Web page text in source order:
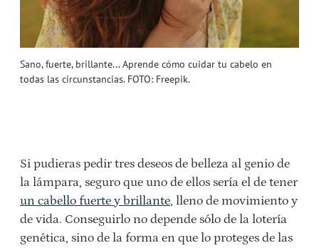
Sano, fuerte, brillante... Aprende cómo cuidar tu cabelo en
todas las circunstancias. FOTO: Freepik.
Si pudieras pedir tres deseos de belleza al genio de
la lámpara, seguro que uno de ellos sería el de tener
un cabello fuerte y brillante, lleno de movimiento y
de vida. Conseguirlo no depende sólo de la lotería
genética, sino de la forma en que lo proteges de las